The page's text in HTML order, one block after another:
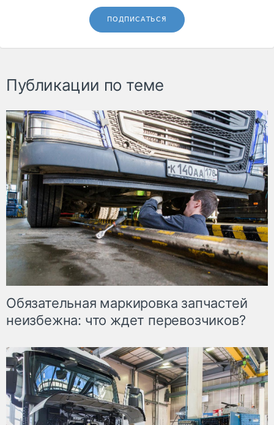
ПОДПИСАТЬСЯ
Публикации по теме
Обязательная маркировка запчастей
неизбежна: что ждет перевозчиков?